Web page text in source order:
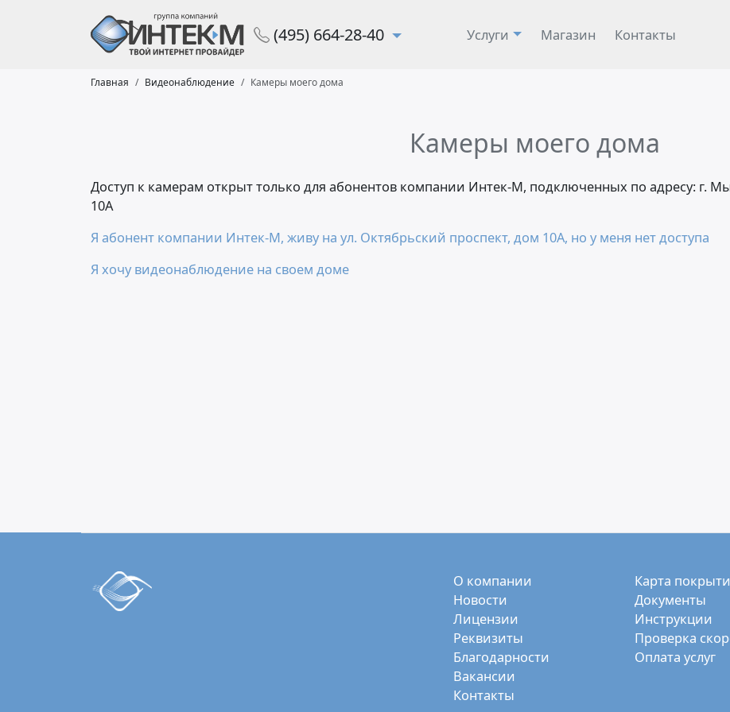
(495) 664-28-40 Услуги Магазин Контакты
Главная Видеонаблюдение Камеры моего дома
Камеры моего дома
Доступ к камерам открыт только для абонентов компании Интек-М, подключенных по адресу: г.
10А
Я абонент компании Интек-М, живу на ул. Октябрьский проспект, дом 10А, но у меня нет доступа
Я хочу видеонаблюдение на своем доме
О компании
Новости
Лицензии
Реквизиты
Благодарности
Вакансии
Контакты
Карта
Документы
Инструкции
Проверка
Оплата услуг